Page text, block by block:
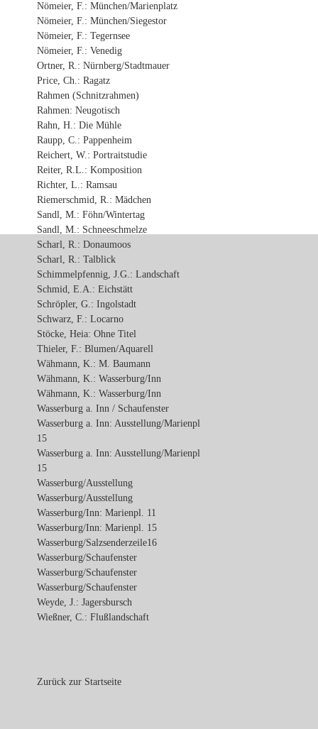
Nömeier, F.: München/Marienplatz
Nömeier, F.: München/Siegestor
Nömeier, F.: Tegernsee
Nömeier, F.: Venedig
Ortner, R.: Nürnberg/Stadtmauer
Price, Ch.: Ragatz
Rahmen (Schnitzrahmen)
Rahmen: Neugotisch
Rahn, H.: Die Mühle
Raupp, C.: Pappenheim
Reichert, W.: Portraitstudie
Reiter, R.L.: Komposition
Richter, L.: Ramsau
Riemerschmid, R.: Mädchen
Sandl, M.: Föhn/Wintertag
Sandl, M.: Schneeschmelze
Scharl, R.: Donaumoos
Scharl, R.: Talblick
Schimmelpfennig, J.G.: Landschaft
Schmid, E.A.: Eichstätt
Schröpler, G.: Ingolstadt
Schwarz, F.: Locarno
Stöcke, Heia: Ohne Titel
Thieler, F.: Blumen/Aquarell
Wähmann, K.: M. Baumann
Wähmann, K.: Wasserburg/Inn
Wähmann, K.: Wasserburg/Inn
Wasserburg a. Inn / Schaufenster
Wasserburg a. Inn: Ausstellung/Marienpl
15
Wasserburg a. Inn: Ausstellung/Marienpl
15
Wasserburg/Ausstellung
Wasserburg/Ausstellung
Wasserburg/Inn: Marienpl. 11
Wasserburg/Inn: Marienpl. 15
Wasserburg/Salzsenderzeile16
Wasserburg/Schaufenster
Wasserburg/Schaufenster
Wasserburg/Schaufenster
Weyde, J.: Jagersbursch
Wießner, C.: Flußlandschaft
Zurück zur Startseite